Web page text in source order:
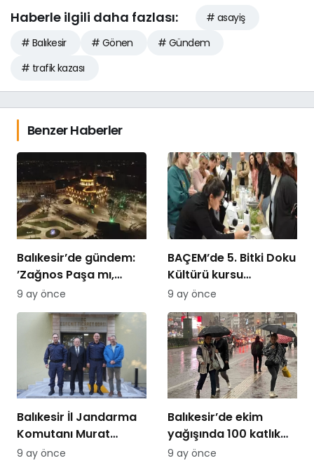
Haberle ilgili daha fazlası:
# asayiş
# Balıkesir
# Gönen
# Gündem
# trafik kazası
Benzer Haberler
Balıkesir’de gündem:
’Zağnos Paşa mı,
İsmet Paşa mı
9 ay önce
BAÇEM’de 5. Bitki Doku
Kültürü kursu
tamamlandı
9 ay önce
Balıkesir İl Jandarma
Komutanı Murat
Özer’den Edremit
9 ay önce
Balıkesir’de ekim
yağışında 100 katlık
artış
9 ay önce